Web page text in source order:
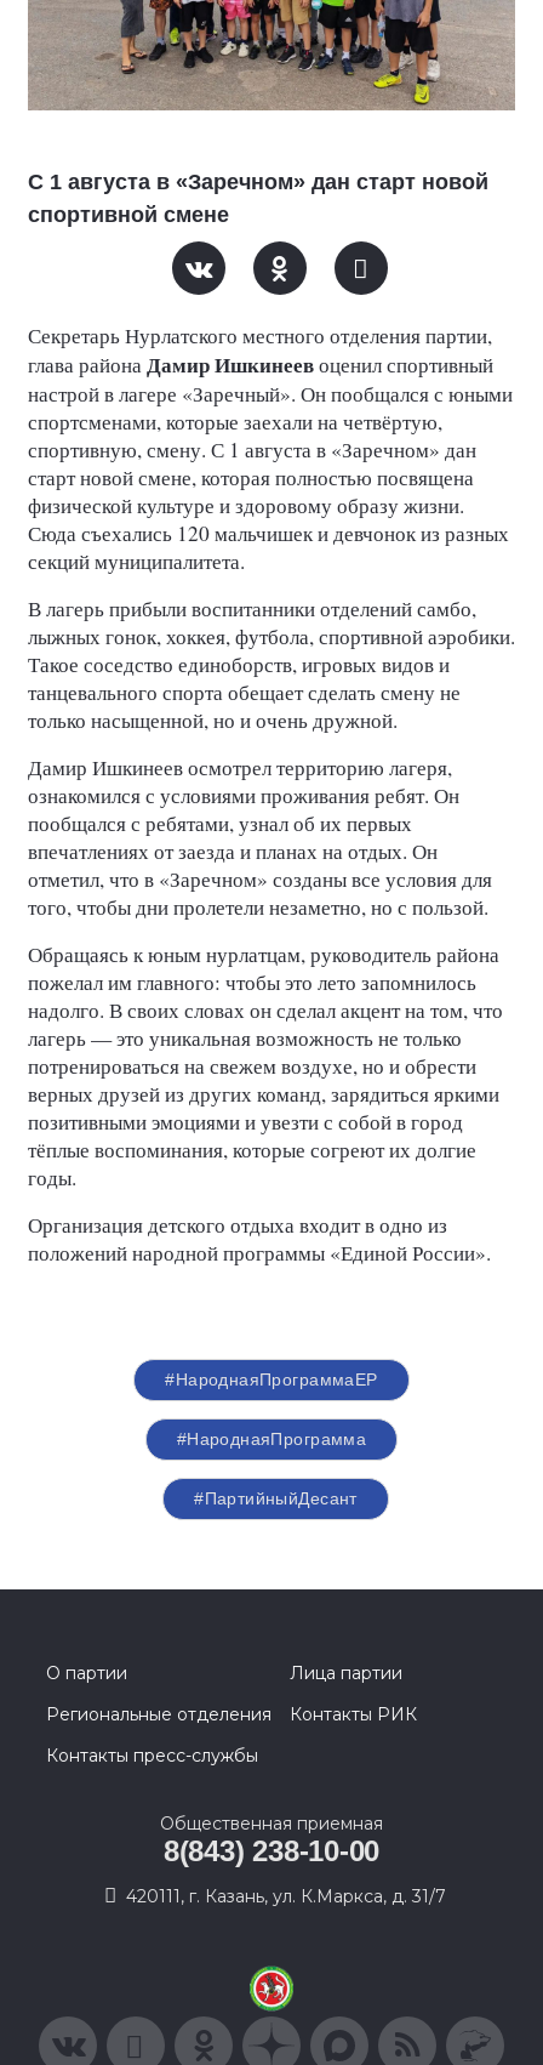
С 1 августа в «Заречном» дан старт новой
спортивной смене
Секретарь Нурлатского местного отделения партии,
глава районаДамир Ишкинеевоценил спортивный
настрой в лагере «Заречный». Он пообщался с юными
спортсменами, которые заехали на четвёртую,
спортивную, смену. С 1 августа в «Заречном» дан
старт новой смене, которая полностью посвящена
физической культуре и здоровому образу жизни.
Сюда съехались 120 мальчишек и девчонок из разных
секций муниципалитета.
В лагерь прибыли воспитанники отделений самбо,
лыжных гонок, хоккея, футбола, спортивной аэробики.
Такое соседство единоборств, игровых видов и
танцевального спорта обещает сделать смену не
только насыщенной, но и очень дружной.
Дамир Ишкинеев осмотрел территорию лагеря,
ознакомился с условиями проживания ребят. Он
пообщался с ребятами, узнал об их первых
впечатлениях от заезда и планах на отдых. Он
отметил, что в «Заречном» созданы все условия для
того, чтобы дни пролетели незаметно, но с пользой.
Обращаясь к юным нурлатцам, руководитель района
пожелал им главного: чтобы это лето запомнилось
надолго. В своих словах он сделал акцент на том, что
лагерь — это уникальная возможность не только
потренироваться на свежем воздухе, но и обрести
верных друзей из других команд, зарядиться яркими
позитивными эмоциями и увезти с собой в город
тёплые воспоминания, которые согреют их долгие
годы.
Организация детского отдыха входит в одно из
положений народной программы «Единой России».
#НароднаяПрограммаЕР
#НароднаяПрограмма
#ПартийныйДесант
О партии
Лица партии
Региональные отделения
Контакты РИК
Контакты пресс-службы
Общественная приемная
8(843) 238-10-00
420111, г. Казань, ул. К.Маркса, д. 31/7